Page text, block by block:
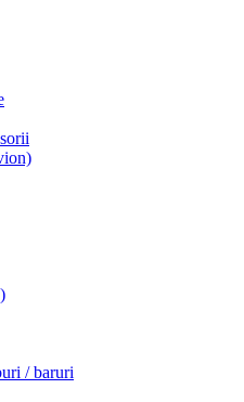
/ baruri